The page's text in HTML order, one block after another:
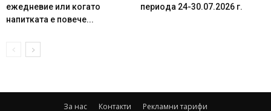
ежедневие или когато
напитката е повече...
периода 24-30.07.2026 г.
За нас Контакти Рекламни тарифи